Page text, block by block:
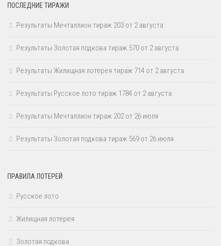
ПОСЛЕДНИЕ ТИРАЖИ
Результаты Мечталлион тираж 203 от 2 августа
Результаты Золотая подкова тираж 570 от 2 августа
Результаты Жилищная лотерея тираж 714 от 2 августа
Результаты Русское лото тираж 1784 от 2 августа
Результаты Мечталлион тираж 202 от 26 июля
Результаты Золотая подкова тираж 569 от 26 июля
ПРАВИЛА ЛОТЕРЕЙ
Русское лото
Жилищная лотерея
Золотая подкова